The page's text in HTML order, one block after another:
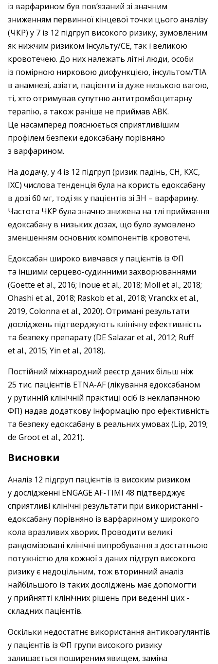
із варфарином був пов’язаний зі значним
зниженням первинної кінцевої точки цього аналізу
(ЧКР) у 7 із 12 підгруп високого ризику, зумовленим
як нижчим ризиком інсульту/СЕ, так і великою
кровотечею. До них належать літні люди, особи
із помірною нирковою дисфункцією, інсультом/ТІА
в анамнезі, азіати, пацієнти із дуже низькою вагою,
ті, хто отримував супутню антитромбоцитарну
терапію, а також раніше не приймав АВК.
Це насамперед пояснюється сприятливішим
профілем безпеки едоксабану порівняно
з варфарином.
На додачу, у 4 із 12 підгруп (ризик падінь, СН, КХС,
ІХС) числова тенденція була на користь едоксабану
в дозі 60 мг, тоді як у пацієнтів зі ЗН – ​варфарину.
Частота ЧКР була значно знижена на тлі ­приймання
едоксабану в низьких дозах, що було зумовлено
зменшенням основних компонентів кровотечі.
Едоксабан широко вивчався у ­пацієнтів із ФП
та іншими серцево-судинними захворюваннями
(Goette et al., 2016; Inoue et al., 2018; Moll et al., 2018;
Ohashi et al., 2018; Raskob et al., 2018; Vranckx et al.,
2019, Colonna et al., 2020). Отримані результати
досліджень підтверджують клінічну ефективність
та безпеку препарату (DE Salazar et al., 2012; Ruff
et al., 2015; Yin et al., 2018).
Постійний міжнародний реєстр даних більш ніж
25 тис. пацієнтів ETNA-AF (ліку­вання едоксабаном
у рутинній клінічній практиці осіб із неклапанною
ФП) надав додаткову інформацію про ефективність
та безпеку едоксабану в реальних умовах (Lip, 2019;
de Groot et al., 2021).
Висновки
Аналіз 12 підгруп пацієнтів із високим ризиком
у дослід­жен­ні ENGAGE AF-TIMI 48 підтверджує
сприятливі клінічні результати при використанні ­
едоксабану порівняно із варфарином у широкого
кола вразливих хворих. Проводити великі
рандомізовані клінічні ­випробування з достатньою
потужністю для кожної з даних підгруп високого
ризику є ­недоцільним, тож вторинний аналіз
найбільшого із таких досліджень має допомогти
у прийнятті клінічних рішень при веденні цих ­
складних пацієнтів.
Оскільки недостатнє ­використання антикоагулянтів
у пацієнтів із ФП ­групи висо­кого ризику
залишається поширеним явищем, заміна